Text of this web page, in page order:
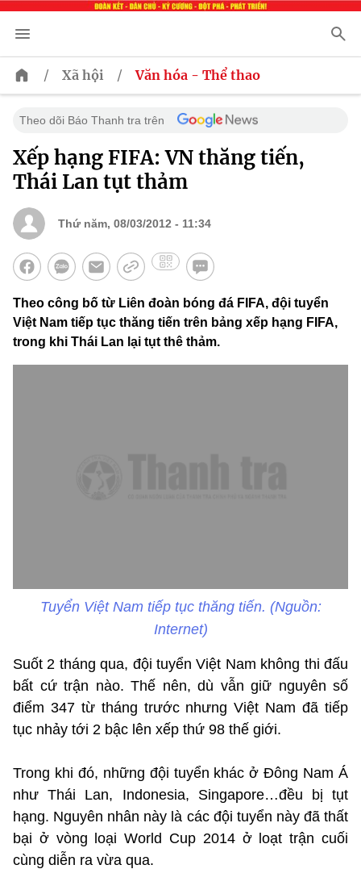
/ Xã hội / Văn hóa - Thể thao
Theo dõi Báo Thanh tra trên
Xếp hạng FIFA: VN thăng tiến,
Thái Lan tụt thảm
Thứ năm, 08/03/2012 - 11:34
Theo công bố từ Liên đoàn bóng đá FIFA, đội tuyển
Việt Nam tiếp tục thăng tiến trên bảng xếp hạng FIFA,
trong khi Thái Lan lại tụt thê thảm.
Tuyển Việt Nam tiếp tục thăng tiến. (Nguồn:
Internet)
Suốt 2 tháng qua, đội tuyển Việt Nam không thi đấu
bất cứ trận nào. Thế nên, dù vẫn giữ nguyên số
điểm 347 từ tháng trước nhưng Việt Nam đã tiếp
tục nhảy tới 2 bậc lên xếp thứ 98 thế giới.
Trong khi đó, những đội tuyển khác ở Đông Nam Á
như Thái Lan, Indonesia, Singapore…đều bị tụt
hạng. Nguyên nhân này là các đội tuyển này đã thất
bại ở vòng loại World Cup 2014 ở loạt trận cuối
cùng diễn ra vừa qua.